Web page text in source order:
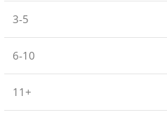
3-5
6-10
11+